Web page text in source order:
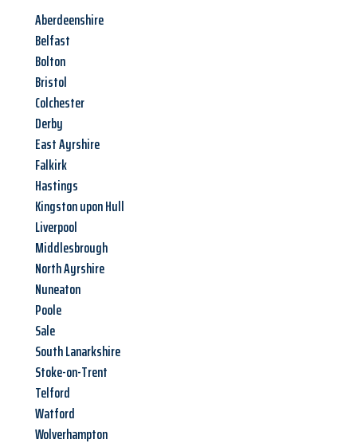
Aberdeenshire
Belfast
Bolton
Bristol
Colchester
Derby
East Ayrshire
Falkirk
Hastings
Kingston upon Hull
Liverpool
Middlesbrough
North Ayrshire
Nuneaton
Poole
Sale
South Lanarkshire
Stoke-on-Trent
Telford
Watford
Wolverhampton